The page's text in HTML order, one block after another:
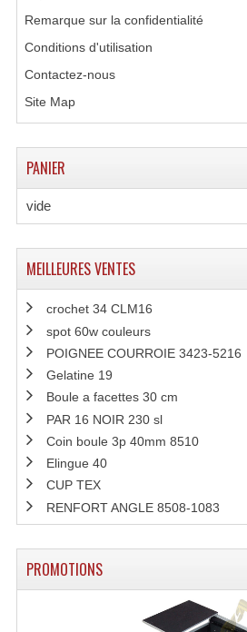
Grill Auto-Porté
Structure Echelle
Structures
Structures, Angles
Tour De Travail Et
Flight Case Plasma Et
Flight Case
Flight Malettes Consoles
Remarque sur la confidentialité
Conditions d'utilisation
Contactez-nous
Site Map
PANIER
vide
MEILLEURES VENTES
crochet 34 CLM16
spot 60w couleurs
POIGNEE COURROIE 3423-5216
Gelatine 19
Boule a facettes 30 cm
PAR 16 NOIR 230 sl
Coin boule 3p 40mm 8510
Elingue 40
CUP TEX
RENFORT ANGLE 8508-1083
PROMOTIONS